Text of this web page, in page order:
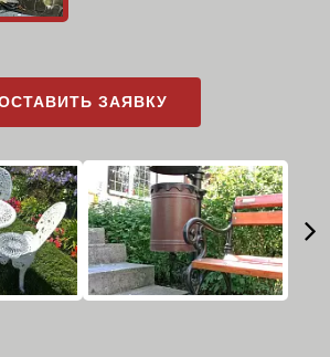
ЗАЯВКУ